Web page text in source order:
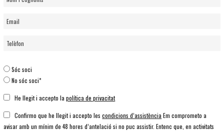
Sóc soci
No sóc soci*
He llegit i accepto lapolítica de privacitat
Confirmo que he llegit i accepto lescondicions d’assistència Em comprometo a
avisar amb un mínim de 48 hores d’antelació si no puc assistir. Entenc que, en activitats